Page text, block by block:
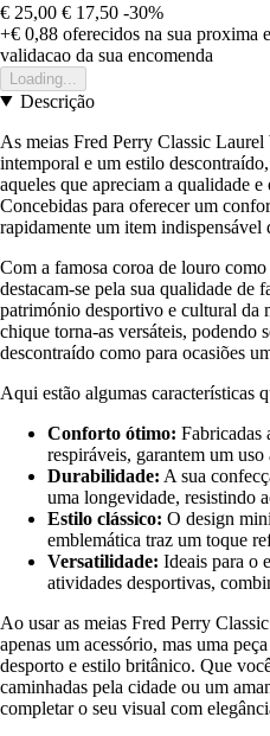
€ 25,00 € 17,50 -30%
+€ 0,88 oferecidos na sua proxima
validacao da sua encomenda
Loading...
Descrição
As meias Fred Perry Classic
intemporal e um estilo
aqueles que apreciam a qualidade
Concebidas para oferecer um
rapidamente um item indispensável
Com a famosa coroa de louro
destacam-se pela sua qualidade de
património desportivo e cultural da
chique torna-as versáteis, podendo
descontraído como para ocasiões
Aqui estão algumas características
Conforto ótimo: Fabricadas
respiráveis, garantem um
Durabilidade: A sua
uma longevidade, resistindo
Estilo clássico: O design
emblemática traz um toque
Versatilidade: Ideais para o
atividades desportivas,
Ao usar as meias Fred Perry
apenas um acessório, mas uma
desporto e estilo britânico. Que
caminhadas pela cidade ou um
completar o seu visual com